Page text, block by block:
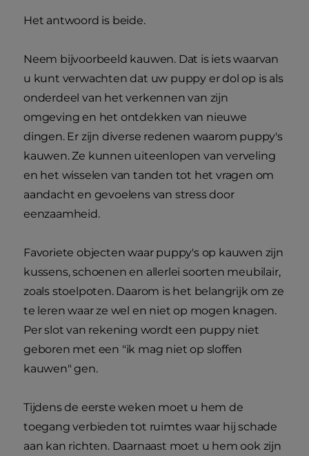
Het antwoord is beide.
Neem bijvoorbeeld kauwen. Dat is iets waarvan
u kunt verwachten dat uw puppy er dol op is als
onderdeel van het verkennen van zijn
omgeving en het ontdekken van nieuwe
dingen. Er zijn diverse redenen waarom puppy's
kauwen. Ze kunnen uiteenlopen van verveling
en het wisselen van tanden tot het vragen om
aandacht en gevoelens van stress door
eenzaamheid.
Favoriete objecten waar puppy's op kauwen zijn
kussens, schoenen en allerlei soorten meubilair,
zoals stoelpoten. Daarom is het belangrijk om ze
te leren waar ze wel en niet op mogen knagen.
Per slot van rekening wordt een puppy niet
geboren met een "ik mag niet op sloffen
kauwen" gen.
Tijdens de eerste weken moet u hem de
toegang verbieden tot ruimtes waar hij schade
aan kan richten. Daarnaast moet u hem ook zijn